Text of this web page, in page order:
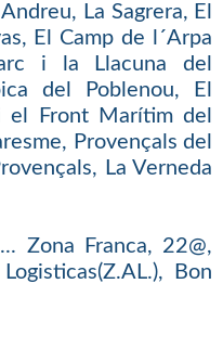
La Sagrera, El
El Camp de l´Arpa
i la Llacuna del
del Poblenou, El
el Front Marítim del
Provençals del
La Verneda
Zona Franca, 22@,
Bon